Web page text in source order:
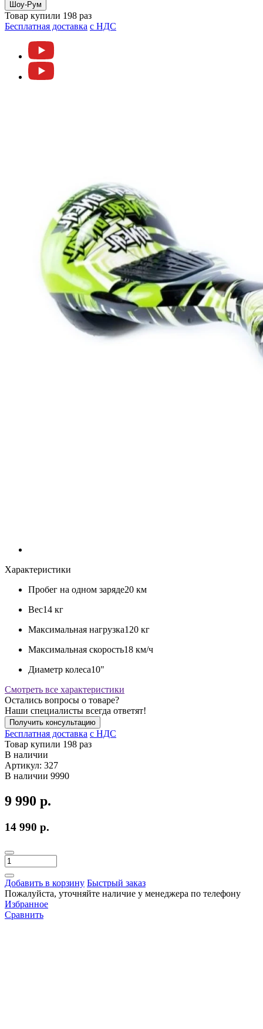
Шоу-Рум
Товар купили 198 раз
Бесплатная доставка c НДС
Характеристики
Пробег на одном заряде20 км
Вес14 кг
Максимальная нагрузка120 кг
Максимальная скорость18 км/ч
Диаметр колеса10"
Смотреть все характеристики
Остались вопросы о товаре?
Наши специалисты всегда ответят!
Получить консультацию
Бесплатная доставка c НДС
Товар купили 198 раз
В наличии
Артикул: 327
В наличии 9990
9 990 р.
14 990 р.
Добавить в корзину Быстрый заказ
Пожалуйста, уточняйте наличие у менеджера по телефону
Избранное
Сравнить